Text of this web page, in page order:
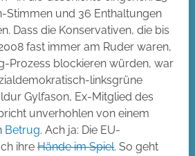
Stimmen und 36 Enthaltungen
Dass die Konservativen, die bis
fast immer am Ruder waren,
Prozess blockieren würden, war
linksgrüne
Gylfason, Ex-Mitglied des
unverhohlen von einem
Betrug. Ach ja: Die EU-
ihreHände im Spiel. So geht